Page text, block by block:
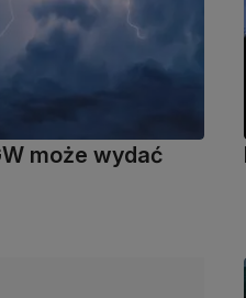
może wydać